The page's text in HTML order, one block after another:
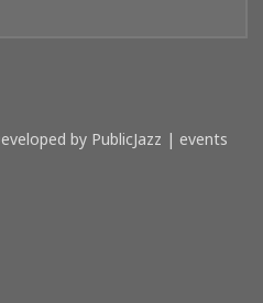
by PublicJazz | events